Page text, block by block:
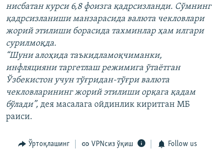
нисбатан курси 6,8 фоизга қадрсизланди. Сўмнинг
қадрсизланиши манзарасида валюта чекловлари
жорий этилиши борасида тахминлар ҳам илгари
сурилмоқда.
“Шуни алоҳида таъкидламоқчиманки,
инфляцияни таргетлаш режимига ўтаётган
Ўзбекистон учун тўғридан-тўғри валюта
чекловларининг жорий этилиши орқага қадам
бўлади”, дея масалага ойдинлик киритган МБ
раиси.
Ўртоқлашинг VPNсиз ўқиш Follow us